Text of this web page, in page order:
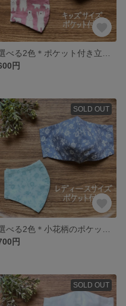
円
SOLD OUT
円
SOLD OUT